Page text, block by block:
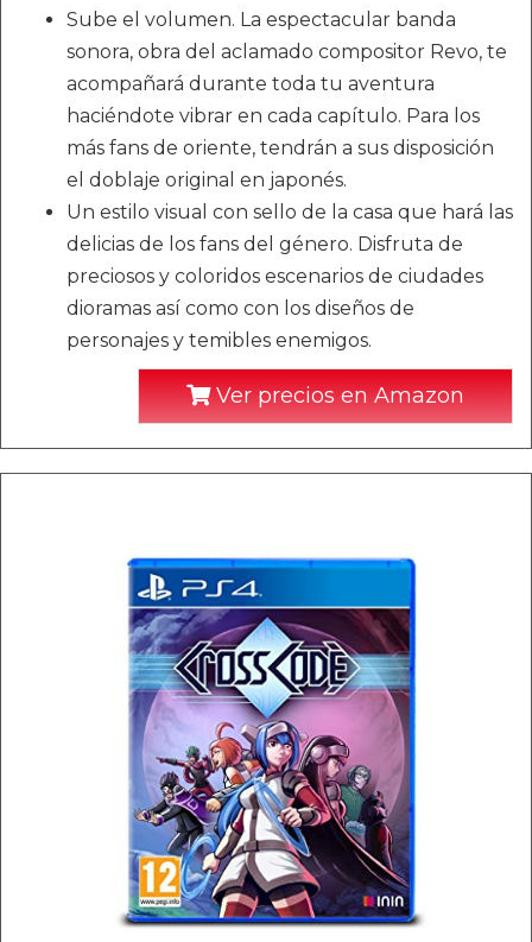
Sube el volumen. La espectacular banda
sonora, obra del aclamado compositor Revo, te
acompañará durante toda tu aventura
haciéndote vibrar en cada capítulo. Para los
más fans de oriente, tendrán a sus disposición
el doblaje original en japonés.
Un estilo visual con sello de la casa que hará las
delicias de los fans del género. Disfruta de
preciosos y coloridos escenarios de ciudades
dioramas así como con los diseños de
personajes y temibles enemigos.
Ver precios en Amazon